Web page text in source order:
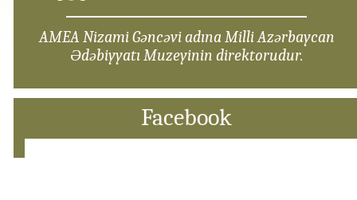
AMEA Nizami Gəncəvi adına Milli Azərbaycan
Ədəbiyyatı Muzeyinin direktorudur.
Facebook